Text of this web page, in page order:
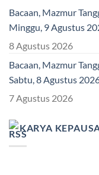
Bacaan, Mazmur
Minggu, 9 Agustus
8 Agustus 2026
Bacaan, Mazmur
Sabtu, 8 Agustus
7 Agustus 2026
KARYA